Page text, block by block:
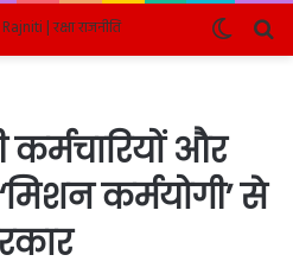
Switch
skin
और
कर्मयोगी’ से